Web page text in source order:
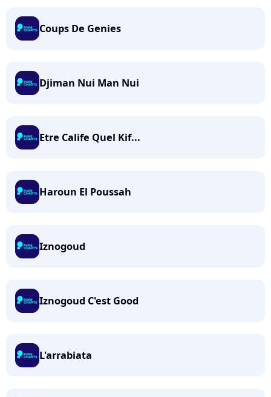
Coups De Genies
Djiman Nui Man Nui
Etre Calife Quel Kif...
Haroun El Poussah
Iznogoud
Iznogoud C'est Good
L'arrabiata